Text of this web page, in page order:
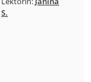
S.